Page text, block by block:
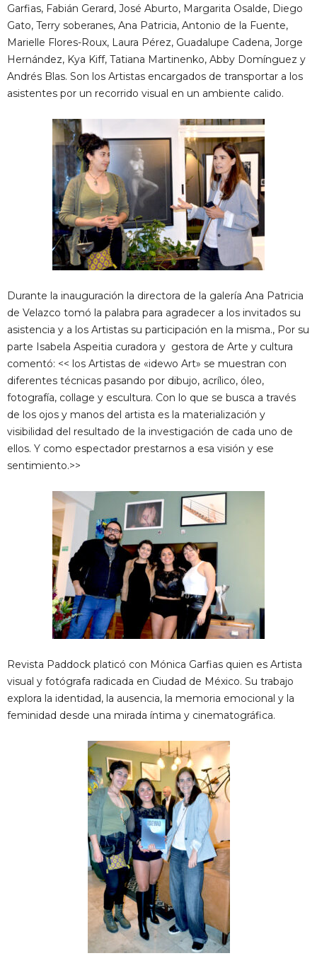
Garfias, Fabián Gerard, José Aburto, Margarita Osalde, Diego
Gato, Terry soberanes, Ana Patricia, Antonio de la Fuente,
Marielle Flores-Roux, Laura Pérez, Guadalupe Cadena, Jorge
Hernández, Kya Kiff, Tatiana Martinenko, Abby Domínguez y
Andrés Blas. Son los Artistas encargados de transportar a los
asistentes por un recorrido visual en un ambiente calido.
Durante la inauguración la directora de la galería Ana Patricia
de Velazco tomó la palabra para agradecer a los invitados su
asistencia y a los Artistas su participación en la misma., Por su
parte Isabela Aspeitia curadora y gestora de Arte y cultura
comentó: << los Artistas de «idewo Art» se muestran con
diferentes técnicas pasando por dibujo, acrílico, óleo,
fotografía, collage y escultura. Con lo que se busca a través
de los ojos y manos del artista es la materialización y
visibilidad del resultado de la investigación de cada uno de
ellos. Y como espectador prestarnos a esa visión y ese
sentimiento.>>
Revista Paddock platicó con Mónica Garfias quien es Artista
visual y fotógrafa radicada en Ciudad de México. Su trabajo
explora la identidad, la ausencia, la memoria emocional y la
feminidad desde una mirada íntima y cinematográfica.